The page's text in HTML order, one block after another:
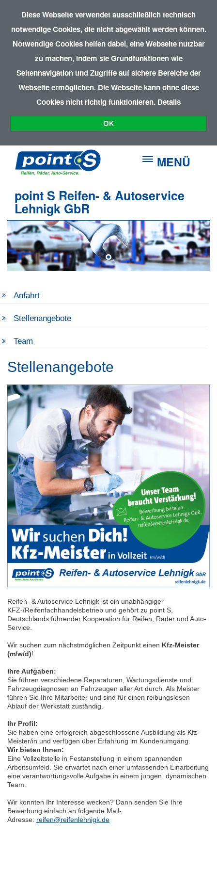
Diese Webseite verwendet ausschließlich technisch
notwendige Cookies, die nicht abgewählt werden können.
Notwendige Cookies helfen dabei, eine Webseite nutzbar
zu machen, indem sie Grundfunktionen wie
Seitennavigation und Zugriffe auf sichere Bereiche der
Webseite ermöglichen. Die Webseite kann ohne diese
Cookies nicht richtig funktionieren. Details
OK
MENÜ
point S Reifen- & Autoservice
Lehnigk GbR
Anfahrt
Stellenangebote
Team
Stellenangebote
Reifen- & Autoservice Lehnigk ist ein unabhängiger
KFZ-/Reifenfachhandelsbetrieb und gehört zu point S,
Deutschlands führender Kooperation für Reifen, Räder und Auto-
Service.
Wir suchen zum nächstmöglichen Zeitpunkt einen Kfz-Meister
(m/w/d)!
Ihre Aufgaben:
Sie führen verschiedene Reparaturen, Wartungsdienste und
Fahrzeugdiagnosen an Fahrzeugen aller Art durch. Als Meister
führen Sie Ihre Mitarbeiter und sind für einen reibungslosen
Ablauf der Werkstatt zuständig.
Ihr Profil:
Sie haben eine erfolgreich abgeschlossene Ausbildung als Kfz-
Meister/in und verfügen über Erfahrung im Kundenumgang.
Wir bieten Ihnen:
Eine Vollzeitstelle in Festanstellung in einem spannenden
Arbeitsumfeld. Sie erwartet nach einer umfassenden Einarbeitung
eine verantwortungsvolle Aufgabe in einem jungen, dynamischen
Team.
Wir konnten Ihr Interesse wecken? Dann senden Sie Ihre
Bewerbung einfach an folgende Mail-
Adresse: reifen@reifenlehnigk.de